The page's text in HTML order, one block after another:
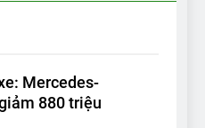
Mercedes-
880 triệu